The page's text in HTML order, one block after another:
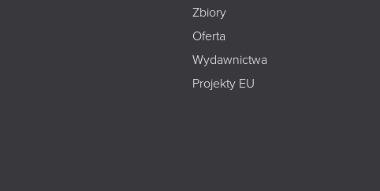
Zbiory
Oferta
Wydawnictwa
Projekty EU